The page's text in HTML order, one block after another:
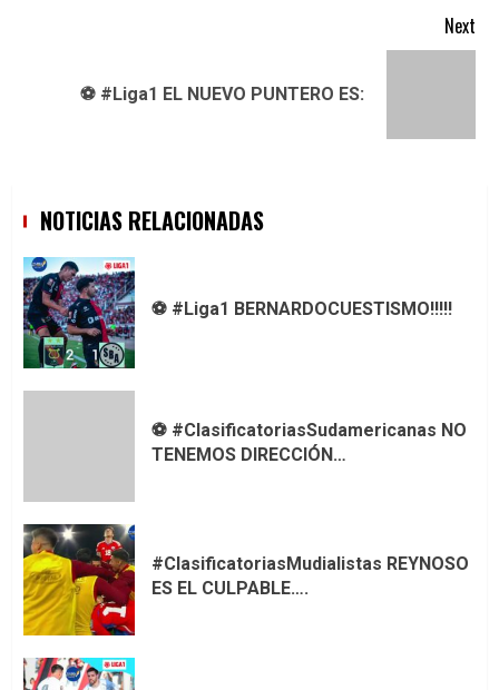
Next
⚽ #Liga1 EL NUEVO PUNTERO ES:
NOTICIAS RELACIONADAS
⚽ #Liga1 BERNARDOCUESTISMO!!!!!
⚽ #ClasificatoriasSudamericanas NO
TENEMOS DIRECCIÓN…
#ClasificatoriasMudialistas REYNOSO
ES EL CULPABLE….